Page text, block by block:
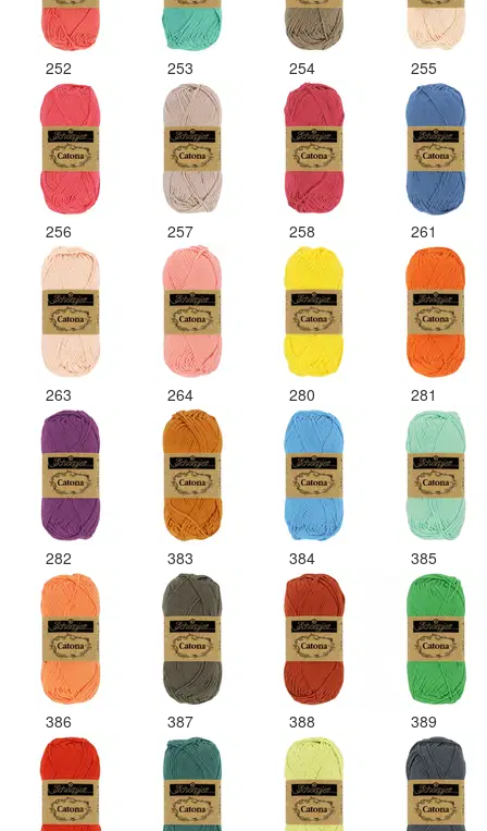
252 253 254 255
256 257 258 261
263 264 280 281
282 383 384 385
386 387 388 389